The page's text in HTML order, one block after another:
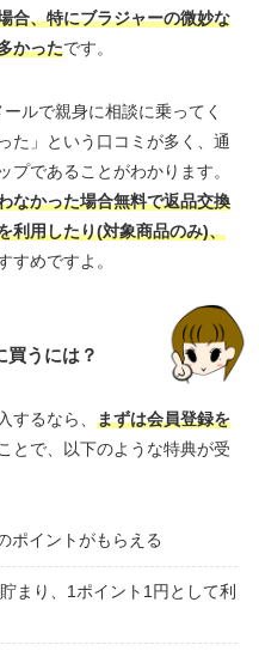
合、特にブラジャーの微妙な
かったです。
ルで親身に相談に乗ってく
た」という口コミが多く、通
であることがわかります。
なかった場合無料で返品交換
利用したり(対象商品のみ)、
すめですよ。
買うには？
するなら、 まずは会員登録を
とで、以下のような特典が受
ポイントがもらえる
まり、1ポイント1円として利